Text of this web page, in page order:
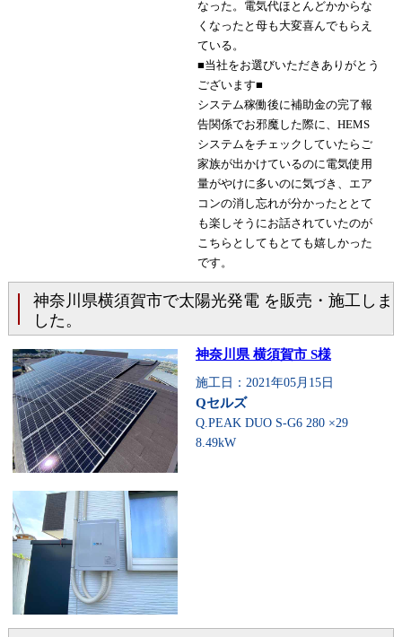
なった。電気代ほとんどかからな
くなったと母も大変喜んでもらえ
ている。
■当社をお選びいただきありがとう
ございます■
システム稼働後に補助金の完了報
告関係でお邪魔した際に、HEMS
システムをチェックしていたらご
家族が出かけているのに電気使用
量がやけに多いのに気づき、エア
コンの消し忘れが分かったととて
も楽しそうにお話されていたのが
こちらとしてもとても嬉しかった
です。
神奈川県横須賀市で太陽光発電 を販売・施工しま
した。
神奈川県 横須賀市 S様
施工日：2021年05月15日
Qセルズ
Q.PEAK DUO S-G6 280 ×29
8.49kW